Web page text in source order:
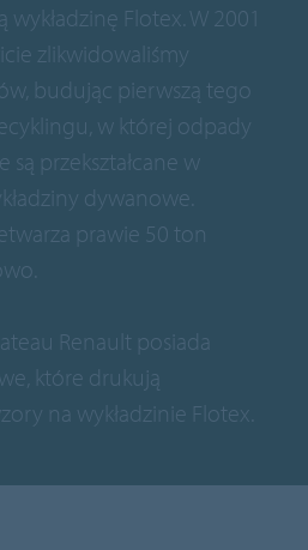
Flotex. W 2001
zlikwidowaliśmy
budując pierwszą tego
w której odpady
przekształcane w
dywanowe.
prawie 50 ton
Renault posiada
które drukują
na wykładzinie Flotex.